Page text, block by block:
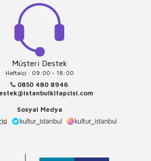
Müşteri Destek
Haftaiçi : 09:00 - 18:00
0850 480 8946
Sosyal Medya